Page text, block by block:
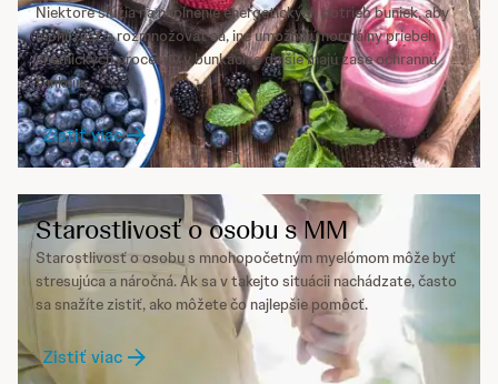
Niektoré slúžia na naplnenie energetických potrieb buniek, aby
mohli rásť a rozmnožovať sa, iné umožňujú normálny priebeh
chemických procesov v bunkách a ďalšie majú zase ochrannú
funkciu.
Zistiť viac
Starostlivosť o osobu s MM
Starostlivosť o osobu s mnohopočetným myelómom môže byť
stresujúca a náročná. Ak sa v takejto situácii nachádzate, často
sa snažíte zistiť, ako môžete čo najlepšie pomôcť.
Zistiť viac